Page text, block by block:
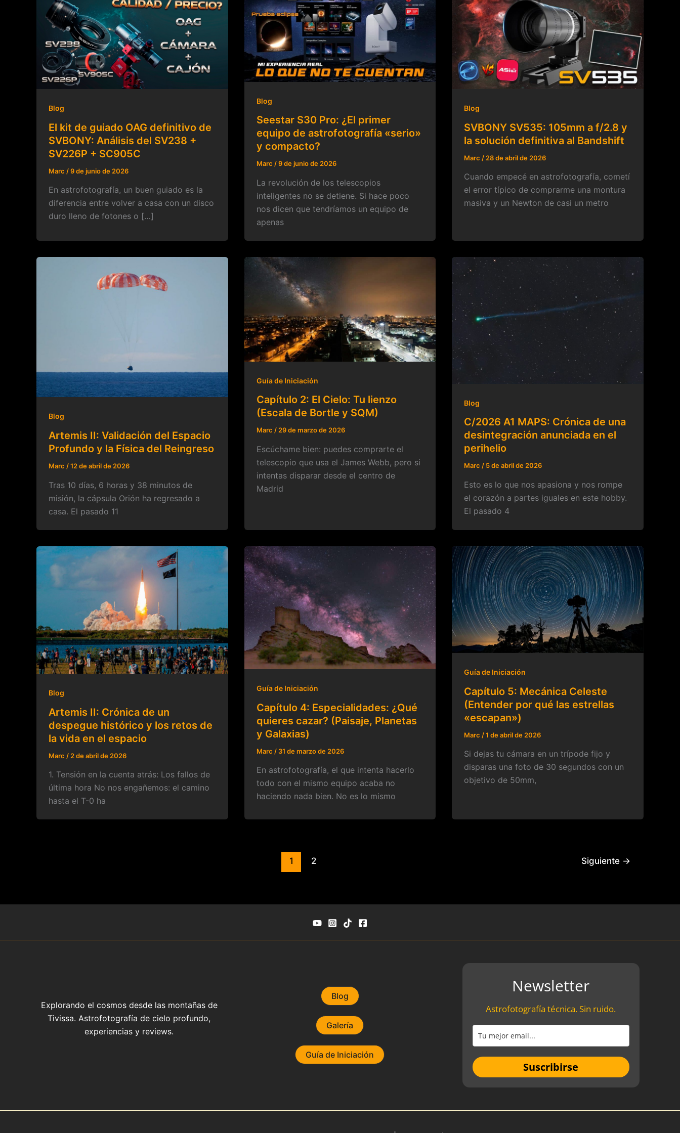
Blog
El kit de guiado OAG definitivo de
SVBONY: Análisis del SV238 +
SV226P + SC905C
Marc /9 de junio de 2026
En astrofotografía, un buen guiado es la
diferencia entre volver a casa con un disco
duro lleno de fotones o […]
Blog
Seestar S30 Pro: ¿El primer
equipo de astrofotografía «serio»
y compacto?
Marc /9 de junio de 2026
La revolución de los telescopios
inteligentes no se detiene. Si hace poco
nos dicen que tendríamos un equipo de
apenas
Blog
SVBONY SV535: 105mm a f/2.8 y
la solución definitiva al Bandshift
Marc / 28 de abril de 2026
Cuando empecé en astrofotografía, cometí
el error típico de comprarme una montura
masiva y un Newton de casi un metro
Blog
Artemis II: Validación del Espacio
Profundo y la Física del Reingreso
Marc /12 de abril de 2026
Tras 10 días, 6 horas y 38 minutos de
misión, la cápsula Orión ha regresado a
casa. El pasado 11
Guía de Iniciación
Capítulo 2: El Cielo: Tu lienzo
(Escala de Bortle y SQM)
Marc /29 de marzo de 2026
Escúchame bien: puedes comprarte el
telescopio que usa el James Webb, pero si
intentas disparar desde el centro de
Madrid
Blog
C/2026 A1 MAPS: Crónica de una
desintegración anunciada en el
perihelio
Marc/ 5 de abril de 2026
Esto es lo que nos apasiona y nos rompe
el corazón a partes iguales en este hobby.
El pasado 4
Blog
Artemis II: Crónica de un
despegue histórico y los retos de
la vida en el espacio
Marc / 2 de abril de 2026
1. Tensión en la cuenta atrás: Los fallos de
última hora No nos engañemos: el camino
hasta el T-0 ha
Guía de Iniciación
Capítulo 4: Especialidades: ¿Qué
quieres cazar? (Paisaje, Planetas
y Galaxias)
Marc / 31 de marzo de 2026
En astrofotografía, el que intenta hacerlo
todo con el mismo equipo acaba no
haciendo nada bien. No es lo mismo
Guía de Iniciación
Capítulo 5: Mecánica Celeste
(Entender por qué las estrellas
«escapan»)
Marc /1 de abril de 2026
Si dejas tu cámara en un trípode fijo y
disparas una foto de 30 segundos con un
objetivo de 50mm,
1 2 Siguiente →
Explorando el cosmos desde las montañas de
Tivissa. Astrofotografía de cielo profundo,
experiencias y reviews.
Blog
Galería
Guía de Iniciación
Newsletter
Astrofotografía técnica. Sin ruido.
Suscribirse